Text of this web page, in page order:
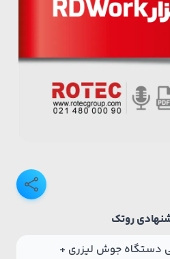
روتک
دستگاه جوش لیزری +